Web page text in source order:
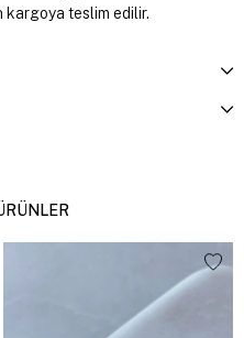
kargoya teslim edilir.